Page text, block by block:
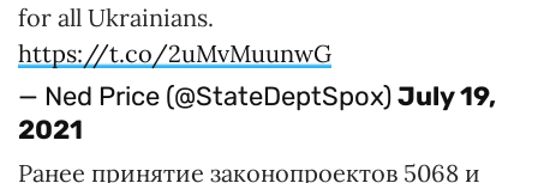
for all Ukrainians.
https://t.co/2uMvMuunwG
— Ned Price (@StateDeptSpox)July 19,
2021
Ранее принятие законопроектов 5068 и